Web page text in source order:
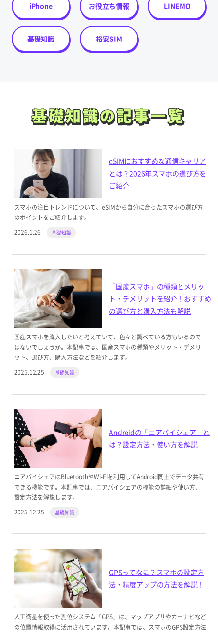
iPhone お役立ち情報 LINEMO
基礎知識 格安SIM
基礎知識の記事一覧
基礎知識の記事一覧
eSIMにおすすめな通信キャリア
とは？2026年スマホの選び方を
ご紹介
スマホの注目トレンドについて、eSIMから自分に合ったスマホの選び方
のポイントをご紹介します。
2026.1.26
基礎知識
「国産スマホ」の種類とメリッ
ト・デメリットを紹介！おすすめ
の選び方と購入方法も解説
国産スマホを購入したいと考えていて、色々と調べている方もいるので
はないでしょうか。本記事では、国産スマホの種類やメリット・デメリ
ット、選び方、購入方法などを紹介します。
2025.12.25
基礎知識
Androidの「ニアバイシェア」と
は？設定方法・使い方を解説
ニアバイシェアはBluetoothやWi-Fiを利用してAndroid同士でデータ共有
できる機能です。本記事では、ニアバイシェアの機能の詳細や使い方、
設定方法を解説します。
2025.12.25
基礎知識
GPSってなに？スマホの設定方
法・精度アップの方法を解説！
人工衛星を使った測位システム「GPS」は、マップアプリやカーナビなど
の位置情報取得に活用されています。本記事では、スマホのGPS設定方法